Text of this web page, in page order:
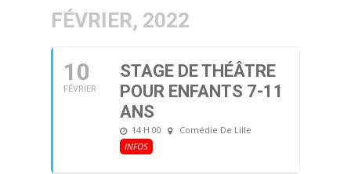
FÉVRIER, 2022
10
FÉVRIER
STAGE DE THÉÂTRE
POUR ENFANTS 7-11
ANS
14 H 00
Comédie De Lille
INFOS